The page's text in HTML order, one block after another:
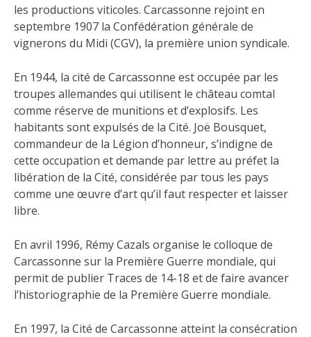
les productions viticoles. Carcassonne rejoint en
septembre 1907 la Confédération générale de
vignerons du Midi (CGV), la première union syndicale.
En 1944, la cité de Carcassonne est occupée par les
troupes allemandes qui utilisent le château comtal
comme réserve de munitions et d’explosifs. Les
habitants sont expulsés de la Cité. Joë Bousquet,
commandeur de la Légion d’honneur, s’indigne de
cette occupation et demande par lettre au préfet la
libération de la Cité, considérée par tous les pays
comme une œuvre d’art qu’il faut respecter et laisser
libre.
En avril 1996, Rémy Cazals organise le colloque de
Carcassonne sur la Première Guerre mondiale, qui
permit de publier Traces de 14-18 et de faire avancer
l’historiographie de la Première Guerre mondiale.
En 1997, la Cité de Carcassonne atteint la consécration